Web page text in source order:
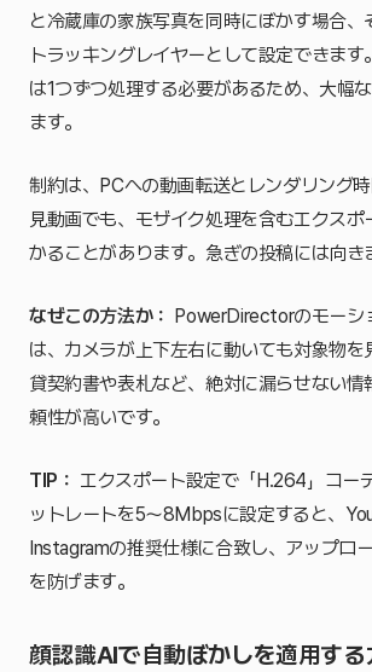
と冷蔵庫の家族写真を同時にぼかす場合、
トラッキングレイヤーとして設定できます
は1つずつ処理する必要があるため、大幅
ます。
制約は、PCへの動画転送とレンダリング
見動画でも、モザイク処理を含むエクスポ
かることがあります。急ぎの投稿には向き
なぜこの方法か： PowerDirectorのモーシ
は、カメラが上下左右に動いても対象物を
貸契約書や表札など、絶対に漏らせない情
頼性が高いです。
TIP： エクスポート設定で「H.264」コー
ットレートを5〜8Mbpsに設定すると、
Instagramの推奨仕様に合致し、アップロ
を防げます。
顔認識AIで自動ぼかしを適用する